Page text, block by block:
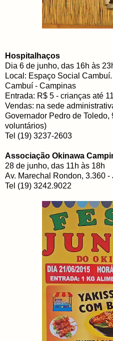
Hospitalhaços
Dia 6 de junho, das 16h às
Local: Espaço Social
Cambuí - Campinas
Entrada: R$ 5 - crianças até
Vendas: na sede
Governador Pedro de Toledo,
voluntários)
Tel (19) 3237-2603
Associação Okinawa
28 de junho, das 11h às 18h
Av. Marechal Rondon, 3.360 -
Tel (19) 3242.9022